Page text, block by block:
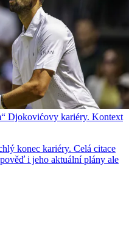
Djokovićovy kariéry. Kontext
konec kariéry. Celá citace
i jeho aktuální plány ale